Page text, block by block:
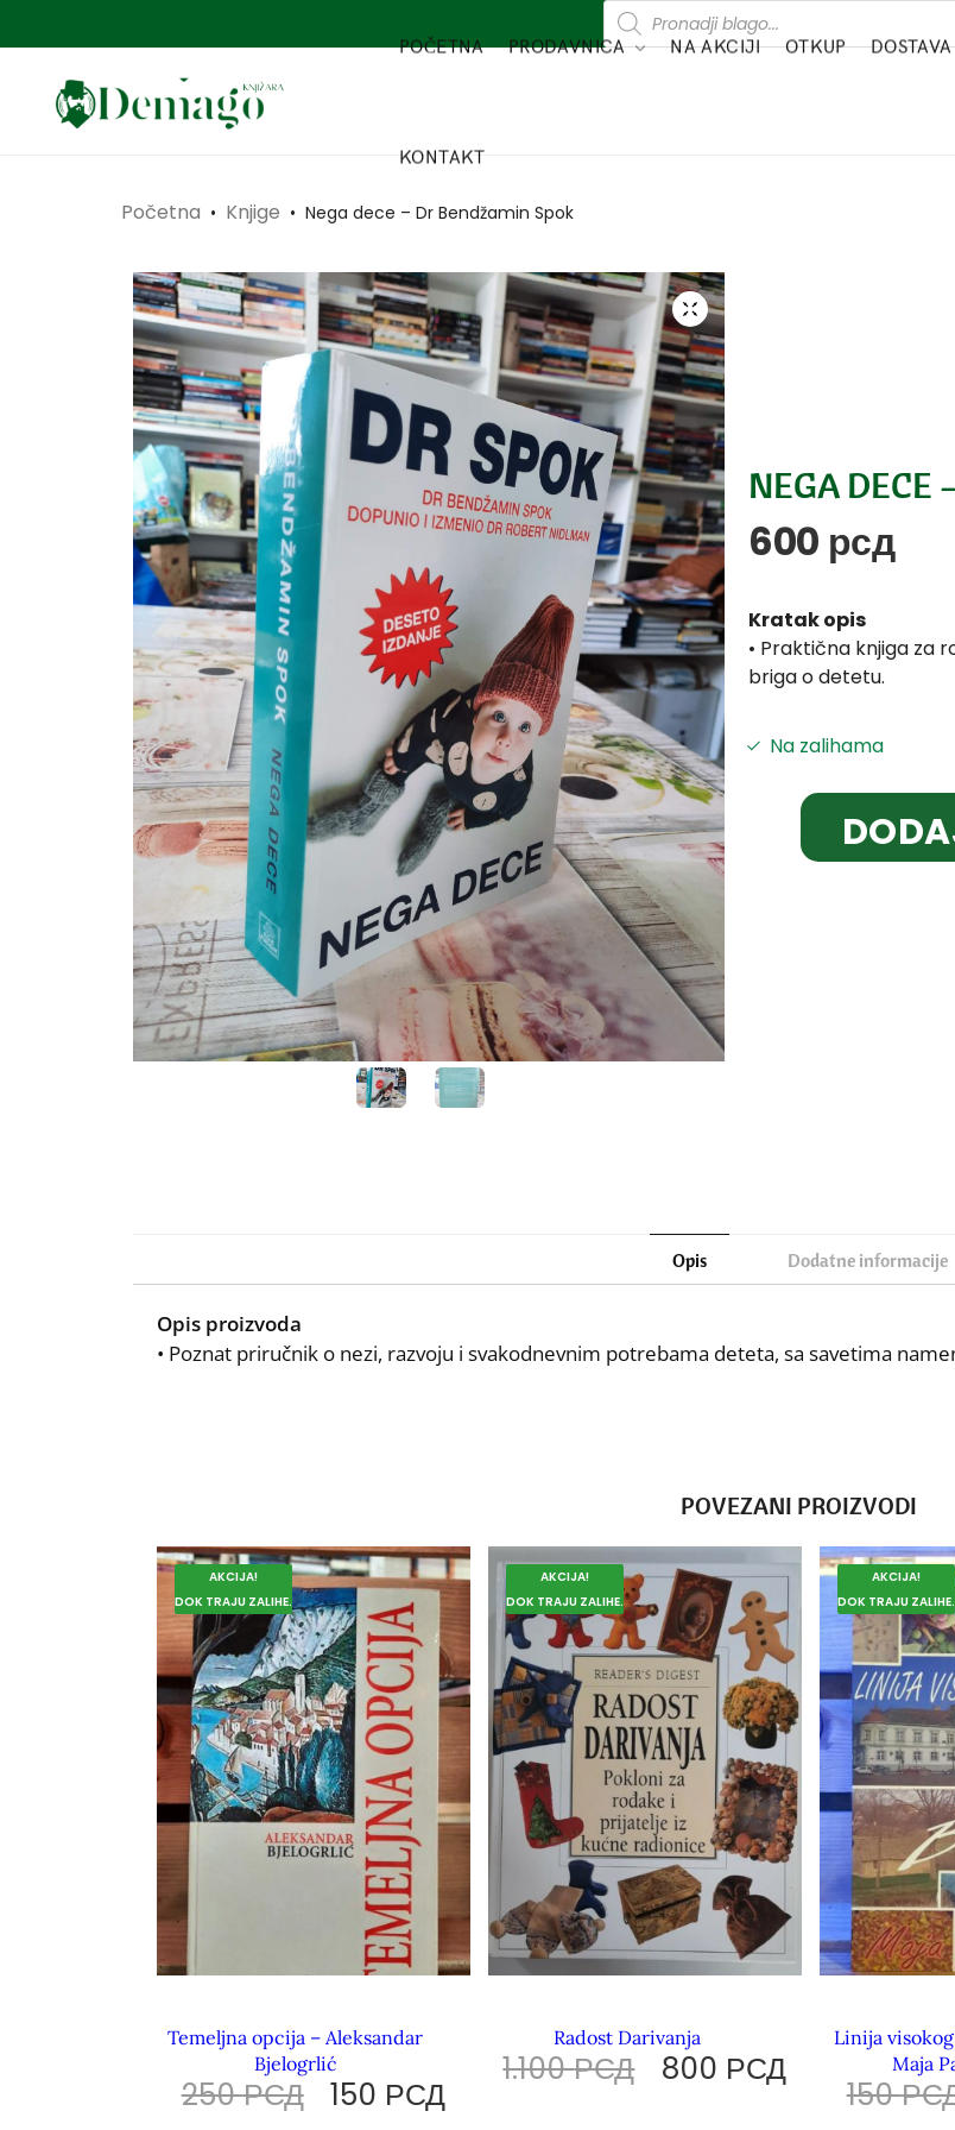
POČETNA PRODAVNICA NA AKCIJI OTKUP DOSTAVA
KONTAKT
Početna • Knjige • Nega dece – Dr Bendžamin Spok
NEGA DECE
600 рсд
Kratak opis
• Praktična knjiga za
briga o detetu.
Na zalihama
Opis Dodatne informacije
Opis proizvoda
• Poznat priručnik o nezi, razvoju i svakodnevnim potrebama deteta, sa savetima
POVEZANI PROIZVODI
AKCIJA!
DOK TRAJU ZALIHE.
Temeljna opcija – Aleksandar
Bjelogrlić
250РСД 150 РСД
AKCIJA!
DOK TRAJU ZALIHE.
Radost Darivanja
1.100РСД 800 РСД
AKCIJA!
DOK TRAJU ZALIHE.
Linija
Maja
150